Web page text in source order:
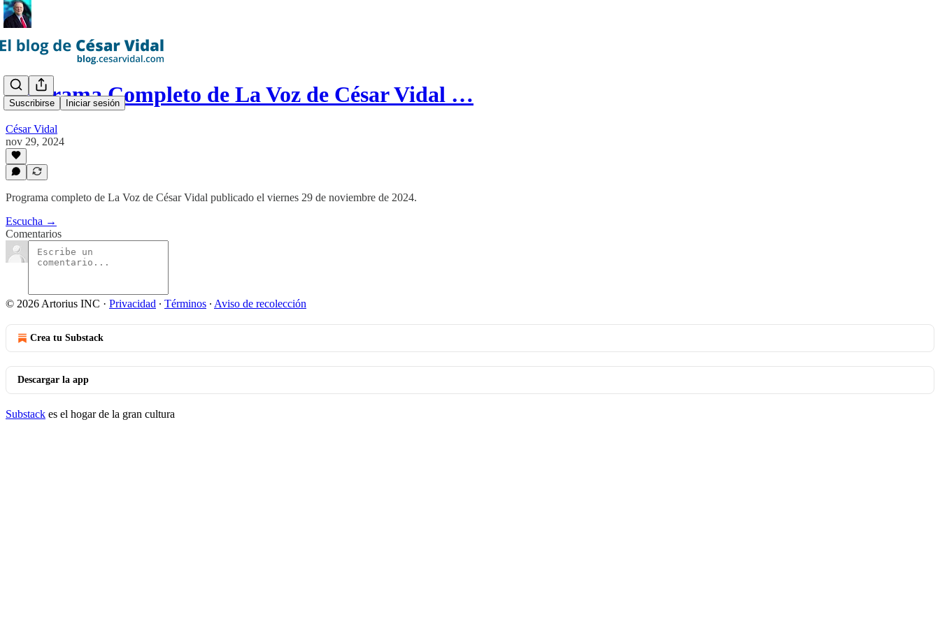
Suscribirse Iniciar sesión
Programa Completo de La Voz de César Vidal …
César Vidal
nov 29, 2024
Programa completo de La Voz de César Vidal publicado el viernes 29 de noviembre de 2024.
Escucha →
Comentarios
© 2026 Artorius INC · Privacidad ∙ Términos ∙ Aviso de recolección
Crea tu Substack
Descargar la app
Substack es el hogar de la gran cultura